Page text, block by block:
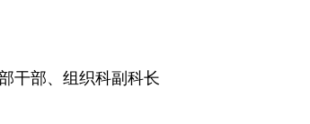
干部、组织科副科长